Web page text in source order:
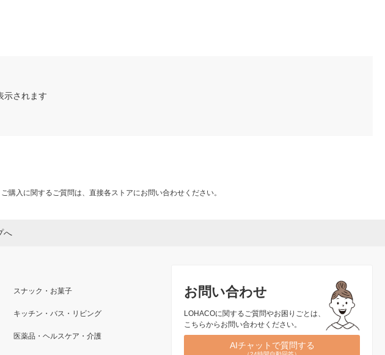
示されます
入に関するご質問は、直接各ストアにお問い合わせください。
へ
お問い合わせ
LOHACOに関するご質問やお困りごとは、
こちらからお問い合わせください。
AIチャットで質問する
スナック・お菓子
キッチン・バス・リビング
医薬品・ヘルスケア・介護